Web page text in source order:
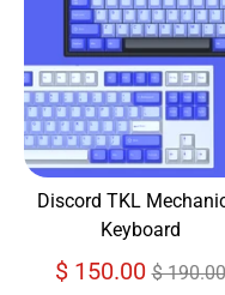
Discord TKL
Keyboard
$ 150.00 $ 190.00